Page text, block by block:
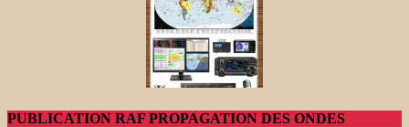
PUBLICATION RAF PROPAGATION DES ONDES